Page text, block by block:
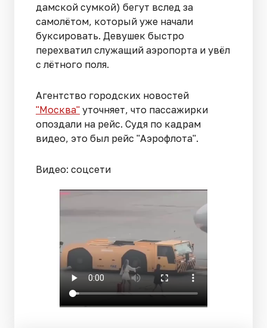
дамской сумкой) бегут вслед за
самолётом, который уже начали
буксировать. Девушек быстро
перехватил служащий аэропорта и увёл
с лётного поля.
Агентство городских новостей
"Москва" уточняет, что пассажирки
опоздали на рейс. Судя по кадрам
видео, это был рейс "Аэрофлота".
Видео: соцсети